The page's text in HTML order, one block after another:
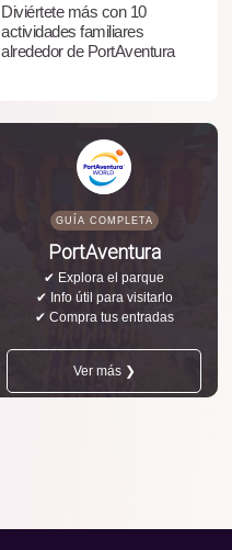
Diviértete más con 10
actividades familiares
alrededor de PortAventura
GUÍA COMPLETA
PortAventura
✔ Explora el parque
✔ Info útil para visitarlo
✔ Compra tus entradas
Ver más ❯